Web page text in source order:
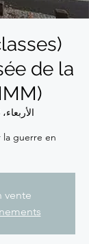
de la
الأربعاء، 08 نوفمبر
la guerre en
vente